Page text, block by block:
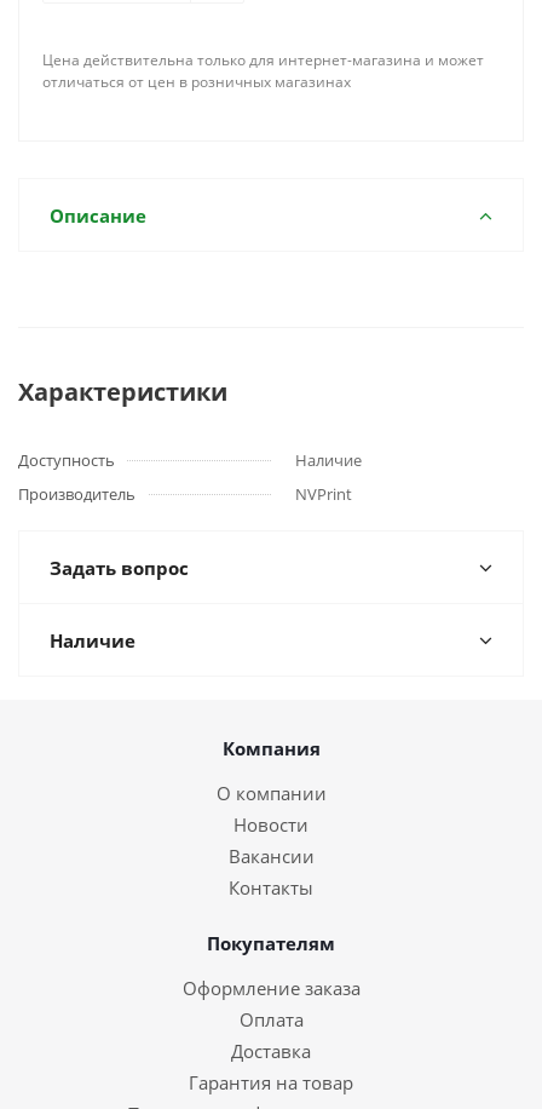
Цена действительна только для интернет-магазина и может
отличаться от цен в розничных магазинах
Описание
Характеристики
Доступность
Наличие
Производитель
NVPrint
Задать вопрос
Наличие
Компания
О компании
Новости
Вакансии
Контакты
Покупателям
Оформление заказа
Оплата
Доставка
Гарантия на товар